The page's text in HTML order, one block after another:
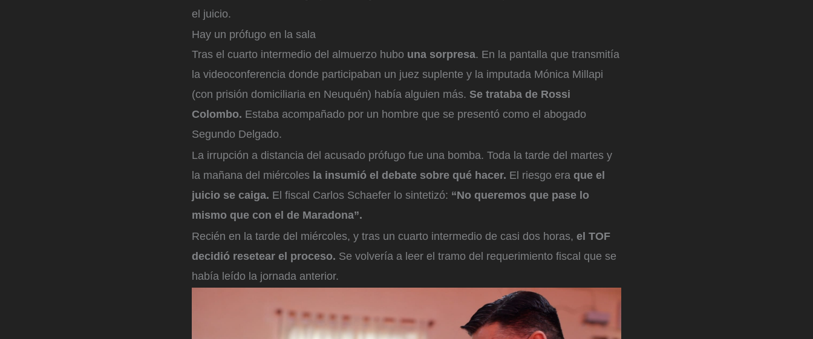
el juicio.
Hay un prófugo en la sala
Tras el cuarto intermedio del almuerzo hubo una sorpresa. En la pantalla que transmitía
la videoconferencia donde participaban un juez suplente y la imputada Mónica Millapi
(con prisión domiciliaria en Neuquén) había alguien más. Se trataba de Rossi
Colombo. Estaba acompañado por un hombre que se presentó como el abogado
Segundo Delgado.
La irrupción a distancia del acusado prófugo fue una bomba. Toda la tarde del martes y
la mañana del miércoles la insumió el debate sobre qué hacer. El riesgo era que el
juicio se caiga. El fiscal Carlos Schaefer lo sintetizó: “No queremos que pase lo
mismo que con el de Maradona”.
Recién en la tarde del miércoles, y tras un cuarto intermedio de casi dos horas, el TOF
decidió resetear el proceso. Se volvería a leer el tramo del requerimiento fiscal que se
había leído la jornada anterior.